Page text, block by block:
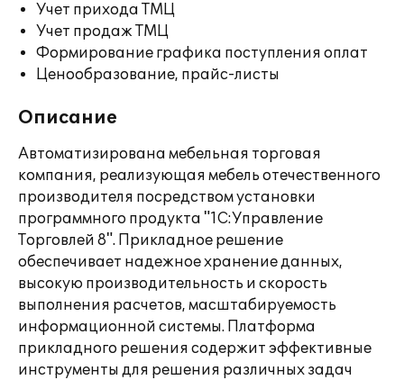
Учет прихода ТМЦ
Учет продаж ТМЦ
Формирование графика поступления оплат
Ценообразование, прайс-листы
Описание
Автоматизирована мебельная торговая
компания, реализующая мебель отечественного
производителя посредством установки
программного продукта "1С:Управление
Торговлей 8". Прикладное решение
обеспечивает надежное хранение данных,
высокую производительность и скорость
выполнения расчетов, масштабируемость
информационной системы. Платформа
прикладного решения содержит эффективные
инструменты для решения различных задач